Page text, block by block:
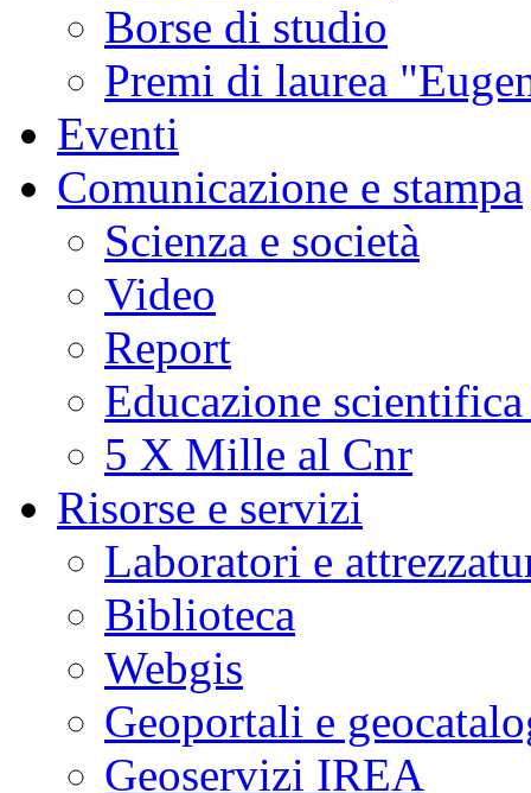
Borse di studio
Premi di laurea
Eventi
Comunicazione e stampa
Scienza e società
Video
Report
Educazione
5 X Mille al Cnr
Risorse e servizi
Laboratori e
Biblioteca
Webgis
Geoportali e
Geoservizi IREA